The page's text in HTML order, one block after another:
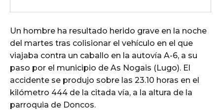
Un hombre ha resultado herido grave en la noche
del martes tras colisionar el vehículo en el que
viajaba contra un caballo en la autovía A-6, a su
paso por el municipio de As Nogais (Lugo). El
accidente se produjo sobre las 23.10 horas en el
kilómetro 444 de la citada vía, a la altura de la
parroquia de Doncos.